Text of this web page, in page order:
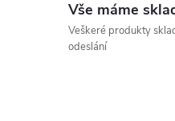
Vše máme
Veškeré produkty
odeslání